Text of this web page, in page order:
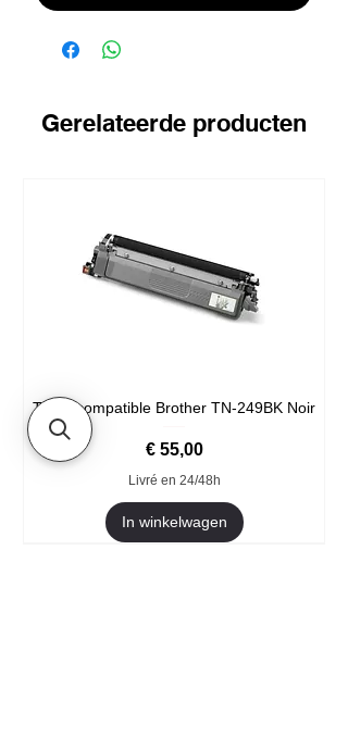
Gerelateerde producten
Toner compatible Brother TN-249BK Noir
Prijs
€ 55,00
Livré en 24/48h
In winkelwagen